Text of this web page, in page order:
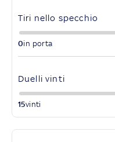
Tiri nello specchio
0in porta
Duelli vinti
15vinti